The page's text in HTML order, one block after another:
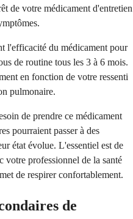
de votre médicament d'entretien
l'efficacité du médicament pour
de routine tous les 3 à 6 mois.
en fonction de votre ressenti
pulmonaire.
de prendre ce médicament
pourraient passer à des
état évolue. L'essentiel est de
votre professionnel de la santé
de respirer confortablement.
de